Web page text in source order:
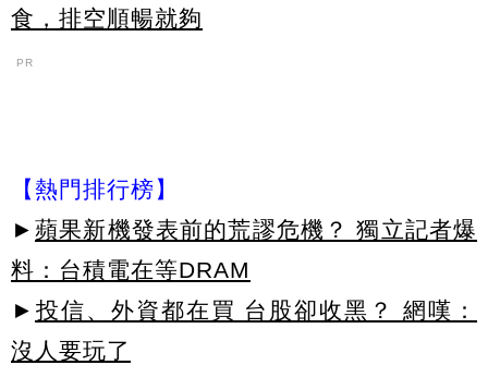
食，排空順暢就夠
PR
【熱門排行榜】
► 蘋果新機發表前的荒謬危機？ 獨立記者爆
料：台積電在等DRAM
► 投信、外資都在買 台股卻收黑？ 網嘆：
沒人要玩了